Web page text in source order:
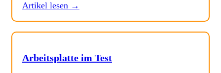
Artikel lesen →
Arbeitsplatte im Test